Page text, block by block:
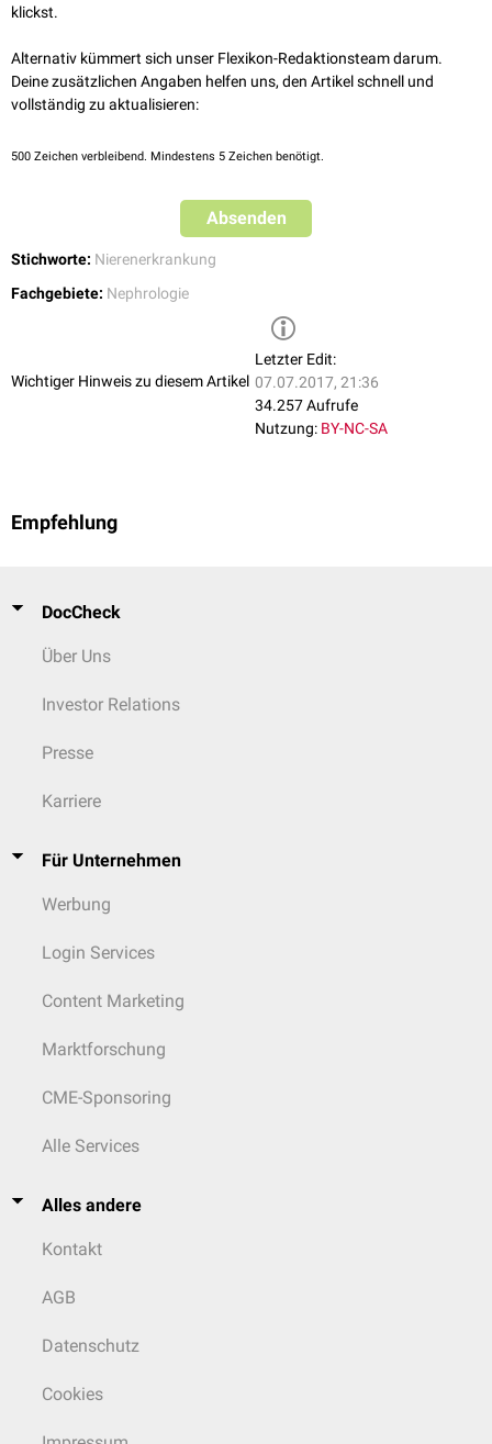
u.v.a.
Hämolysemit massivem Anfall vonHämoglobin
Multiples Myelom
AusgedehnteVerbrennungen
Ischämie
bzw. Hypoperfusionder Nieren (z.B. bei
klickst.
Alternativ kümmert sich unser Flexikon-Redaktionsteam darum.
Deine zusätzlichen Angaben helfen uns, den Artikel schnell und
vollständig zu aktualisieren:
500 Zeichen verbleibend. Mindestens 5 Zeichen benötigt.
Absenden
Stichworte: Nierenerkrankung
Fachgebiete: Nephrologie
Wichtiger Hinweis zu diesem Artikel
Letzter Edit:
07.07.2017, 21:36
34.257 Aufrufe
Nutzung: BY-NC-SA
Empfehlung
DocCheck
Über Uns
Investor Relations
Presse
Karriere
Für Unternehmen
Werbung
Login Services
Content Marketing
Marktforschung
CME-Sponsoring
Alle Services
Alles andere
Kontakt
AGB
Datenschutz
Cookies